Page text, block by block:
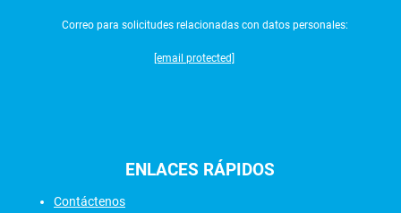
Correo para solicitudes relacionadas con datos personales:
[email protected]
ENLACES RÁPIDOS
Contáctenos